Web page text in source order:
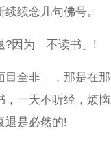
续念几句佛号。
?因为「不读书」!
全非」，那是在
，一天不听经，烦
退是必然的!